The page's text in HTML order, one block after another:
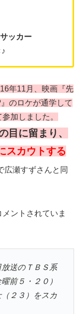
ッカー
年11月、映画『先
のロケが通学して
加しました。
目に留まり、
スカウトする
広瀬すずさんと同
ントされていま
送のＴＢＳ系
前５・２０）
２３）をスカ